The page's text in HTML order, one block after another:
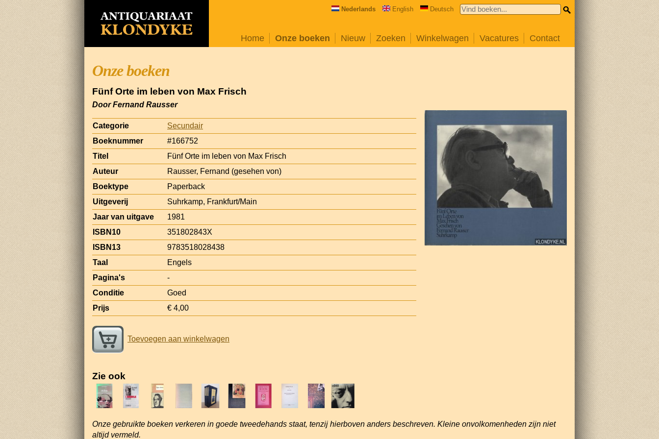
Nederlands English Deutsch
Home Onze boeken Nieuw Zoeken Winkelwagen Vacatures Contact
Onze boeken
Fünf Orte im leben von Max Frisch
Door Fernand Rausser
Categorie
Secundair
Boeknummer
#166752
Titel
Fünf Orte im leben von Max Frisch
Auteur
Rausser, Fernand (gesehen von)
Boektype
Paperback
Uitgeverij
Suhrkamp, Frankfurt/Main
Jaar van uitgave
1981
ISBN10
351802843X
ISBN13
9783518028438
Taal
Engels
Pagina's
-
Conditie
Goed
Prijs
€ 4,00
Toevoegen aan winkelwagen
Zie ook
Onze gebruikte boeken verkeren in goede tweedehands staat, tenzij hierboven anders beschreven. Kleine onvolkomenheden zijn niet
altijd vermeld.